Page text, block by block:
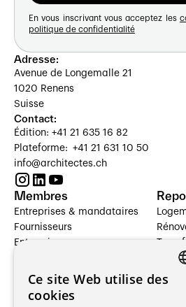
En vous inscrivant vous acceptez les
politique de confidentialité
Adresse:
Avenue de Longemalle 21
1020 Renens
Suisse
Contact:
Édition: +41 21 635 16 82
Plateforme: +41 21 631 10 50
info@architectes.ch
Membres
Entreprises & mandataires
Fournisseurs
Entreprises
Architectes paysagistes
Architectes d'intérieur
Ce site Web utilise des
cookies